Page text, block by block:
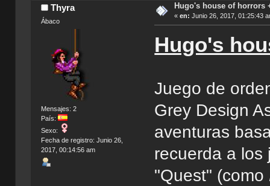
Thyra
Ábaco
Mensajes: 2
País:
Sexo:
Fecha de registro: Junio 26,
2017, 00:14:56 am
Hugo's house of horrors
« en: Junio 26, 2017, 01:25:43
Hugo's
Juego de
Grey Design
aventuras
recuerda a los
"Quest" (como